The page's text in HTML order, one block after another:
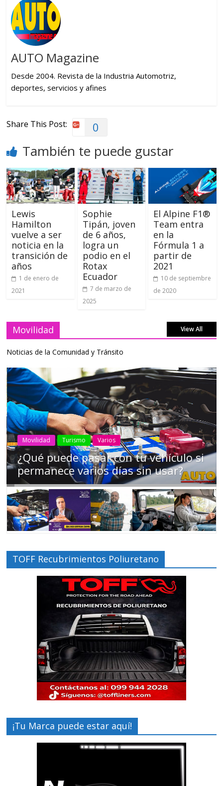
AUTO Magazine
Desde 2004. Revista de la Industria Automotriz,
deportes, servicios y afines
Share This Post: 0
También te puede gustar
Lewis
Hamilton
vuelve a ser
noticia en la
transición de
años
1 de enero de
2021
Sophie
Tipán, joven
de 6 años,
logra un
podio en el
Rotax
Ecuador
7 de marzo de
2025
El Alpine F1®
Team entra
en la
Fórmula 1 a
partir de
2021
10 de septiembre
de 2020
Movilidad View All
Noticias de la Comunidad y Tránsito
AEADE Industria Motociclismo Motos Movilidad
Campaña busca cambiar destino de
los motociclistas en la región
TOFF Recubrimientos Poliuretano
¡Tu Marca puede estar aquí!